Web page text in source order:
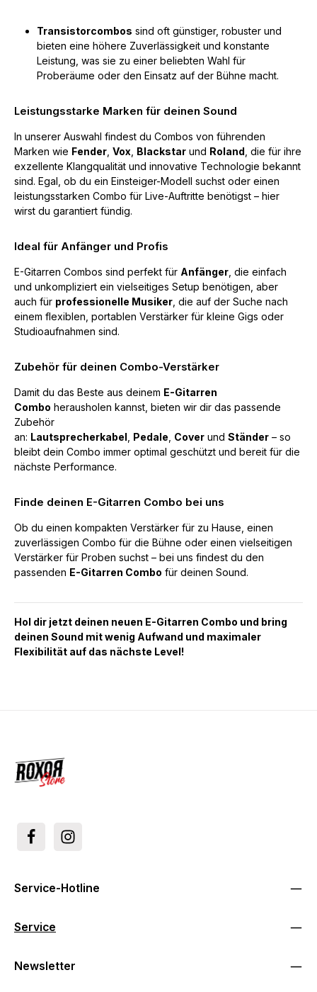
Transistorcombos sind oft günstiger, robuster und
bieten eine höhere Zuverlässigkeit und konstante
Leistung, was sie zu einer beliebten Wahl für
Proberäume oder den Einsatz auf der Bühne macht.
Leistungsstarke Marken für deinen Sound
In unserer Auswahl findest du Combos von führenden
Marken wie Fender Vox Blackstar und Roland , die für ihre
exzellente Klangqualität und innovative Technologie bekannt
sind. Egal, ob du ein Einsteiger-Modell suchst oder einen
leistungsstarken Combo für Live-Auftritte benötigst – hier
wirst du garantiert fündig.
Ideal für Anfänger und Profis
E-Gitarren Combos sind perfekt für Anfänger , die einfach
und unkompliziert ein vielseitiges Setup benötigen, aber
auch für professionelle Musiker , die auf der Suche nach
einem flexiblen, portablen Verstärker für kleine Gigs oder
Studioaufnahmen sind.
Zubehör für deinen Combo-Verstärker
Damit du das Beste aus deinem E-Gitarren
Combo herausholen kannst, bieten wir dir das passende
Zubehör
an: Lautsprecherkabel Pedale Cover und Ständer – so
bleibt dein Combo immer optimal geschützt und bereit für die
nächste Performance.
Finde deinen E-Gitarren Combo bei uns
Ob du einen kompakten Verstärker für zu Hause, einen
zuverlässigen Combo für die Bühne oder einen vielseitigen
Verstärker für Proben suchst – bei uns findest du den
passenden E-Gitarren Combo für deinen Sound.
Hol dir jetzt deinen neuen E-Gitarren Combo und bring
deinen Sound mit wenig Aufwand und maximaler
Flexibilität auf das nächste Level!
Service-Hotline
Service
Newsletter